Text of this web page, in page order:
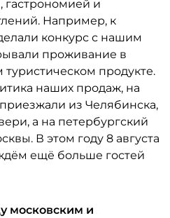
гастрономией и
Например, к
конкурс с нашим
проживание в
туристическом продукте.
наших продаж, на
из Челябинска,
а на петербургский
В этом году 8 августа
ещё больше гостей
московским и